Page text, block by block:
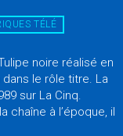
TÉLÉ
noire réalisé en
dans le rôle titre. La
sur La Cinq.
chaîne à l’époque, il